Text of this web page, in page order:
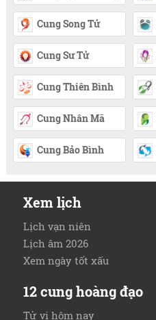
Cung Song Tử
Cung Sư Tử
Cung Thiên Bình
Cung Nhân Mã
Cung Bảo Bình
Xem lịch
Lịch vạn niên
Lịch âm 2026
Xem ngày tốt xấu
12 cung hoàng đạo
Tử vi hôm nay